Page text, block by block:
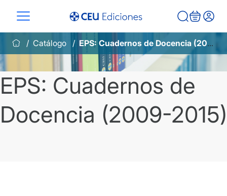
contenido
Catálogo
EPS: Cuadernos de Docencia (2009-2015)
EPS: Cuadernos de
Docencia (2009-2015)